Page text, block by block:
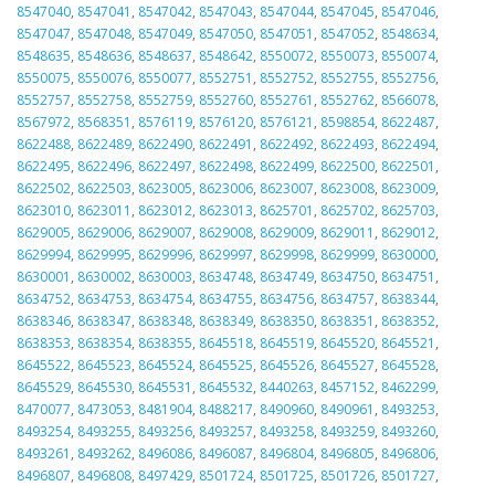
8547040, 8547041 , 8547042, 8547043, 8547044, 8547045, 8547046,
8547047, 8547048, 8547049, 8547050, 8547051 , 8547052, 8548634,
8548635, 8548636, 8548637, 8548642, 8550072, 8550073, 8550074,
8550075, 8550076, 8550077, 8552751 , 8552752, 8552755, 8552756,
8552757, 8552758, 8552759, 8552760, 8552761 , 8552762, 8566078,
8567972, 8568351 , 8576119, 8576120, 8576121 , 8598854, 8622487,
8622488, 8622489, 8622490, 8622491 , 8622492, 8622493, 8622494,
8622495, 8622496, 8622497, 8622498, 8622499, 8622500, 8622501 ,
8622502, 8622503, 8623005, 8623006, 8623007, 8623008, 8623009,
8623010, 8623011 , 8623012, 8623013, 8625701 , 8625702, 8625703,
8629005, 8629006, 8629007, 8629008, 8629009, 8629011 , 8629012,
8629994, 8629995, 8629996, 8629997, 8629998, 8629999, 8630000,
8630001 , 8630002, 8630003, 8634748, 8634749, 8634750, 8634751 ,
8634752, 8634753, 8634754, 8634755, 8634756, 8634757, 8638344,
8638346, 8638347, 8638348, 8638349, 8638350, 8638351 , 8638352,
8638353, 8638354, 8638355, 8645518, 8645519, 8645520, 8645521 ,
8645522, 8645523, 8645524, 8645525, 8645526, 8645527, 8645528,
8645529, 8645530, 8645531 , 8645532, 8440263, 8457152, 8462299,
8470077, 8473053, 8481904, 8488217, 8490960, 8490961 , 8493253,
8493254, 8493255, 8493256, 8493257, 8493258, 8493259, 8493260,
8493261 , 8493262, 8496086, 8496087, 8496804, 8496805, 8496806,
8496807, 8496808, 8497429, 8501724, 8501725, 8501726, 8501727,